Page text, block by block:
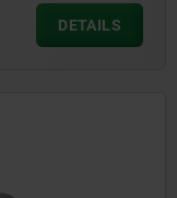
DETAILS